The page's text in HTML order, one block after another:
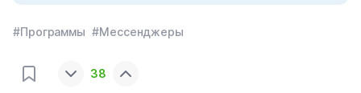
#Программы #Мессенджеры
38